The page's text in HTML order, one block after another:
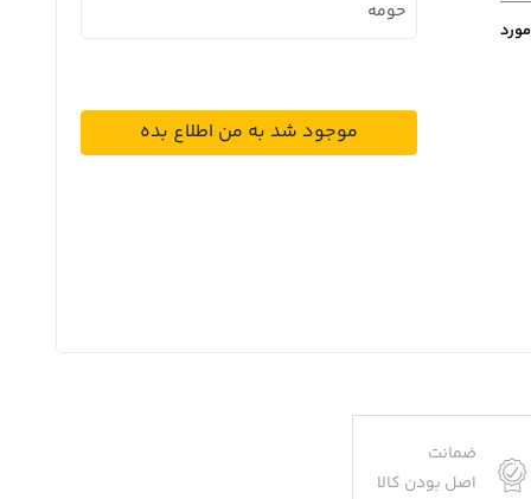
حومه
موجود شد به من اطلاع بده
ضمانت
اصل بودن کالا